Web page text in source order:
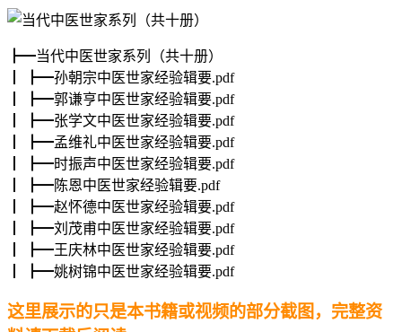
┣━当代中医世家系列（共十册）
┃ ┣━孙朝宗中医世家经验辑要.pdf
┃ ┣━郭谦亨中医世家经验辑要.pdf
┃ ┣━张学文中医世家经验辑要.pdf
┃ ┣━孟维礼中医世家经验辑要.pdf
┃ ┣━时振声中医世家经验辑要.pdf
┃ ┣━陈恩中医世家经验辑要.pdf
┃ ┣━赵怀德中医世家经验辑要.pdf
┃ ┣━刘茂甫中医世家经验辑要.pdf
┃ ┣━王庆林中医世家经验辑要.pdf
┃ ┣━姚树锦中医世家经验辑要.pdf
这里展示的只是本书籍或视频的部分截图，完整资